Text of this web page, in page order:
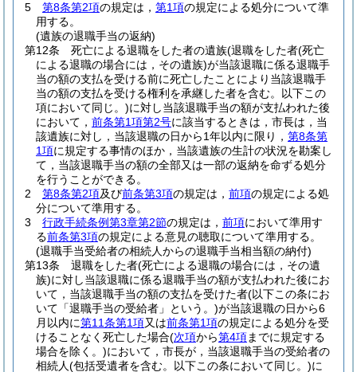
5
第8条第2項の規定は， 第1項の規定による処分について準
用する。
(遺族の退職手当の返納)
第12条
死亡による退職をした者の遺族(退職をした者(死亡
による退職の場合には，その遺族)が当該退職に係る退職手
当の額の支払を受ける前に死亡したことにより当該退職手
当の額の支払を受ける権利を承継した者を含む。以下この
項において同じ。)に対し当該退職手当の額が支払われた後
において， 前条第1項第2号に該当するときは，市長は，当
該遺族に対し，当該退職の日から1年以内に限り， 第8条第
1項に規定する事情のほか，当該遺族の生計の状況を勘案し
て，当該退職手当の額の全部又は一部の返納を命ずる処分
を行うことができる。
2
第8条第2項及び前条第3項の規定は， 前項の規定による処
分について準用する。
3
行政手続条例第3章第2節の規定は， 前項において準用す
る前条第3項の規定による意見の聴取について準用する。
(退職手当受給者の相続人からの退職手当相当額の納付)
第13条
退職をした者(死亡による退職の場合には，その遺
族)に対し当該退職に係る退職手当の額が支払われた後にお
いて，当該退職手当の額の支払を受けた者(以下この条にお
いて「退職手当の受給者」という。)が当該退職の日から6
月以内に第11条第1項又は前条第1項の規定による処分を受
けることなく死亡した場合(次項から第4項までに規定する
場合を除く。)において，市長が，当該退職手当の受給者の
相続人(包括受遺者を含む。以下この条において同じ。)に